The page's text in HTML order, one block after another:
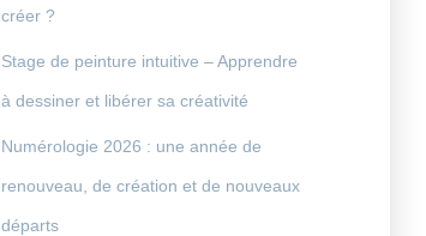
créer ?
Stage de peinture intuitive – Apprendre
à dessiner et libérer sa créativité
Numérologie 2026 : une année de
renouveau, de création et de nouveaux
départs